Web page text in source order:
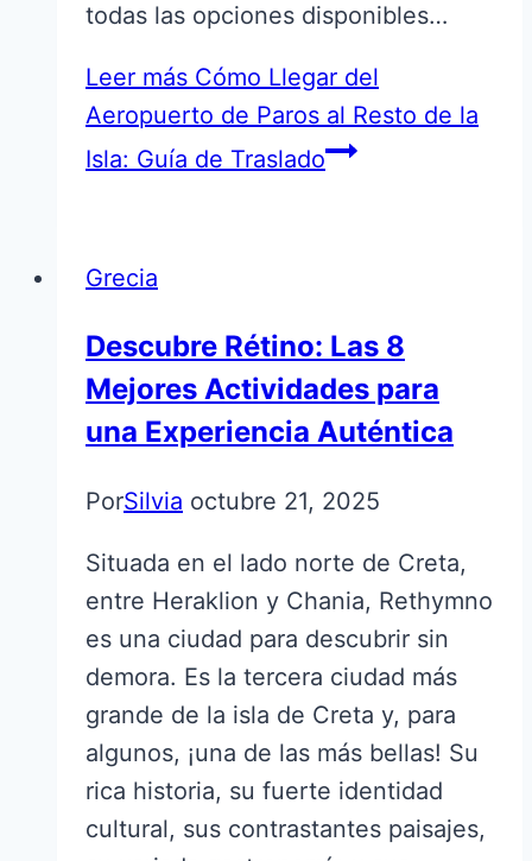
todas las opciones disponibles…
Leer más Cómo Llegar del
Aeropuerto de Paros al Resto de la
Isla: Guía de Traslado
Grecia
Descubre Rétino: Las 8
Mejores Actividades para
una Experiencia Auténtica
PorSilvia octubre 21, 2025
Situada en el lado norte de Creta,
entre Heraklion y Chania, Rethymno
es una ciudad para descubrir sin
demora. Es la tercera ciudad más
grande de la isla de Creta y, para
algunos, ¡una de las más bellas! Su
rica historia, su fuerte identidad
cultural, sus contrastantes paisajes,